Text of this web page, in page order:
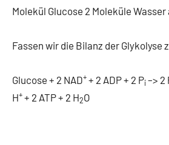
Molekül Glucose 2 Moleküle
Fassen wir die Bilanz der Glykolyse
Glucose + 2 NAD++ 2 ADP + 2 Pi–> 2
H++ 2 ATP + 2 H2O